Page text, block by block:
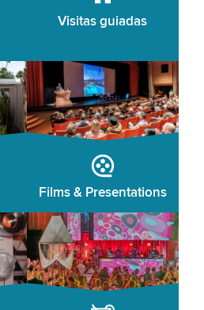
Visitas guiadas
Films & Presentations